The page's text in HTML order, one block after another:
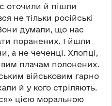
оточили й пішли
не тільки російські
думали, що нас
поранених. І йшли
а не чеченці. Хлопці,
плачам полонених.
військовим гарно
й у кого стріляють.
цією моральною